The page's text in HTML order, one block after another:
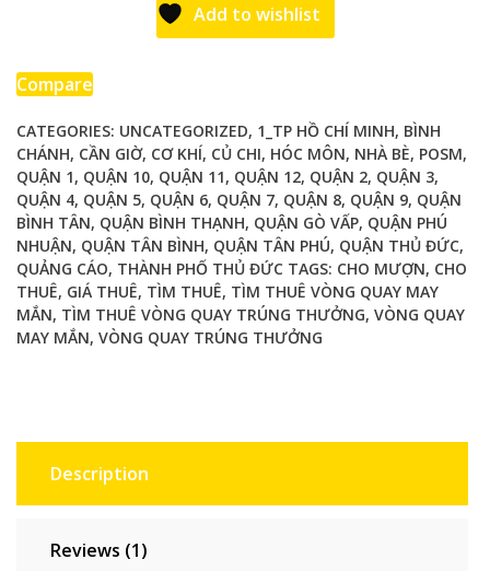
–
quay
may
mắn
quantity
Add to wishlist
Compare
CATEGORIES: UNCATEGORIZED, 1_TP HỒ CHÍ MINH, BÌNH
CHÁNH, CẦN GIỜ, CƠ KHÍ, CỦ CHI, HÓC MÔN, NHÀ BÈ, POSM,
QUẬN 1, QUẬN 10, QUẬN 11, QUẬN 12, QUẬN 2, QUẬN 3,
QUẬN 4, QUẬN 5, QUẬN 6, QUẬN 7, QUẬN 8, QUẬN 9, QUẬN
BÌNH TÂN, QUẬN BÌNH THẠNH, QUẬN GÒ VẤP, QUẬN PHÚ
NHUẬN, QUẬN TÂN BÌNH, QUẬN TÂN PHÚ, QUẬN THỦ ĐỨC,
QUẢNG CÁO, THÀNH PHỐ THỦ ĐỨC TAGS: CHO MƯỢN, CHO
THUÊ, GIÁ THUÊ, TÌM THUÊ, TÌM THUÊ VÒNG QUAY MAY
MẮN, TÌM THUÊ VÒNG QUAY TRÚNG THƯỞNG, VÒNG QUAY
MAY MẮN, VÒNG QUAY TRÚNG THƯỞNG
Description
Reviews (1)